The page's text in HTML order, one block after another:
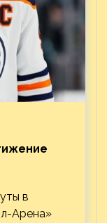
в
Арена»